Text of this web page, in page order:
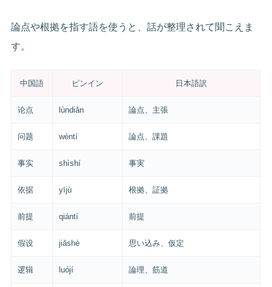
論点や根拠を指す語を使うと、話が整理されて聞こえま
す。
中国語 ピンイン 日本語訳
论点 lùndiǎn 論点、主張
问题 wèntí 論点、課題
事实 shìshí 事実
依据 yījù 根拠、証拠
前提 qiántí 前提
假设 jiǎshè 思い込み、仮定
逻辑 luójí 論理、筋道